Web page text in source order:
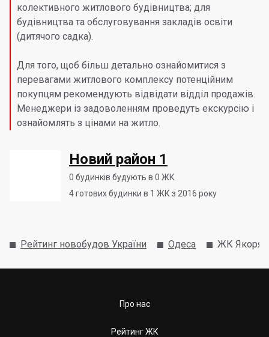
колективного житлового будівництва; для
будівництва та обслуговування закладів освіти
(дитячого садка).
Для того, щоб більш детально ознайомитися з
перевагами житлового комплексу потенційним
покупцям рекомендують відвідати відділ продажів.
Менеджери із задоволенням проведуть екскурсію і
ознайомлять з цінами на житло.
Новий район 1
0 будинків будують в 0 ЖК
4готових будинки в 1 ЖК з 2016 року
Рейтинг новобудов України Одеса ЖК Якоря
Про нас
Рейтинг ЖК